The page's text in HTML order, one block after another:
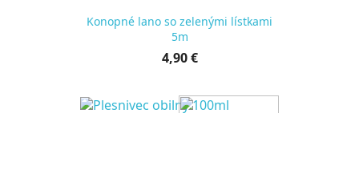
Konopné lano so zelenými lístkami
5m
Cena
4,90 €